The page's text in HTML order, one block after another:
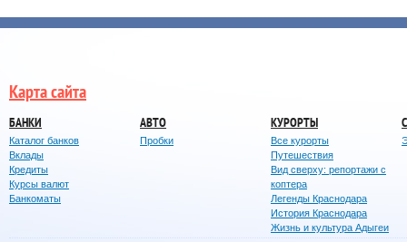
Карта сайта
БАНКИ
Каталог банков
Вклады
Кредиты
Курсы валют
Банкоматы
АВТО
Пробки
КУРОРТЫ
Все курорты
Путешествия
Вид сверху: репортажи с
коптера
Легенды Краснодара
История Краснодара
Жизнь и культура Адыгеи